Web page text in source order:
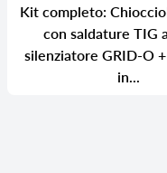
Kit completo:
con saldature TIG
silenziatore GRID-O
in...